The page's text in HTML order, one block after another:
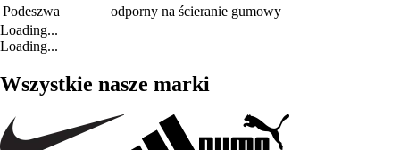
Podeszwa
odporny na ścieranie gumowy
Loading...
Loading...
Wszystkie nasze marki